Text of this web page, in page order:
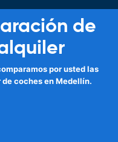
de
por usted las
coches en Medellín.